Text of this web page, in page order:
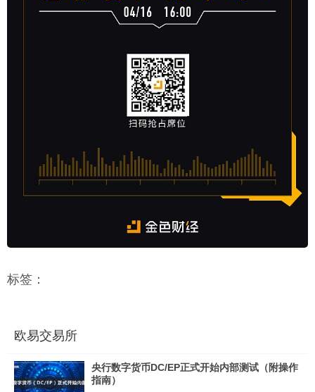
标签：
欧易交易所
央行数字货币DC/EP正式开始内部测试（附操作
指南）